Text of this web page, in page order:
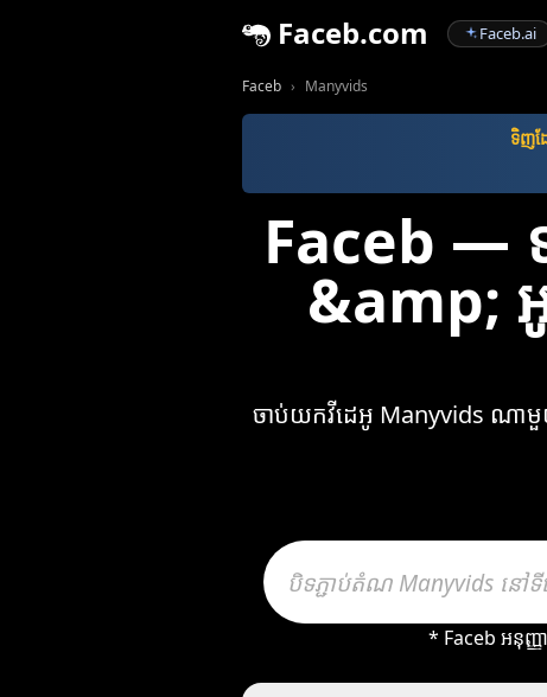
Faceb.com Faceb.ai
Faceb Manyvids
ទិញ​ដ
Faceb —
&amp;
ចាប់យកវីដេអូ Manyvids ណាមួ
* Faceb អនុញ្ញ